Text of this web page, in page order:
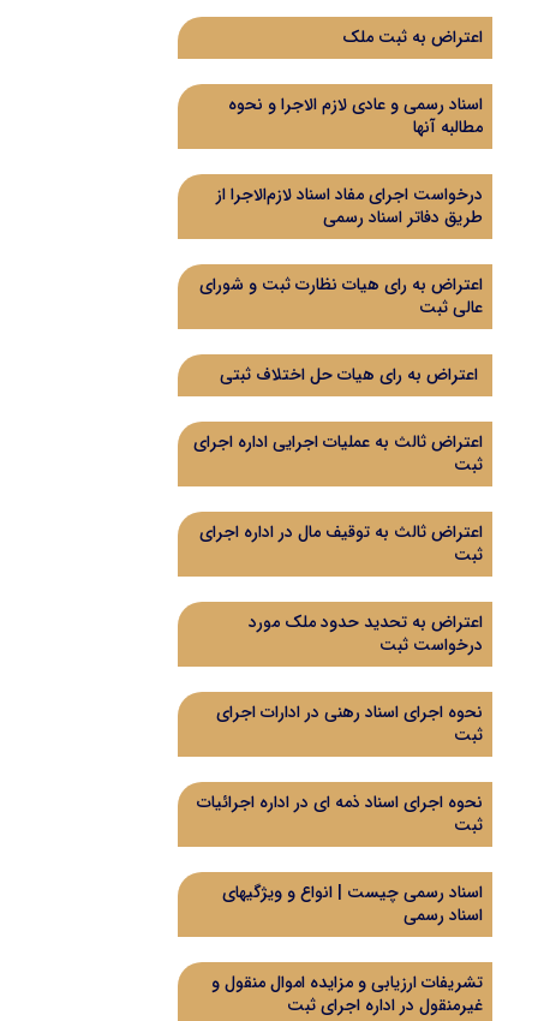
اعتراض به ثبت ملک
اسناد رسمی و عادی لازم الاجرا و نحوه
مطالبه آنها
درخواست اجرای مفاد اسناد لازم‌الاجرا از
طریق دفاتر اسناد رسمی
اعتراض به رای هیات نظارت ثبت و شورای
عالی ثبت
اعتراض به رای هيات حل اختلاف ثبتی
اعتراض ثالث به عملیات اجرایی اداره اجرای
ثبت
اعتراض ثالث به توقیف مال در اداره اجرای
ثبت
اعتراض به تحدید حدود ملک مورد
درخواست ثبت
نحوه اجرای اسناد رهنی در ادارات اجرای
ثبت
نحوه اجرای اسناد ذمه ای در اداره اجرائیات
ثبت
اسناد رسمی چیست | انواع و ویژگیهای
اسناد رسمی
تشریفات ارزیابی و مزایده اموال منقول و
غیرمنقول در اداره اجرای ثبت